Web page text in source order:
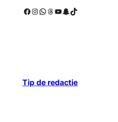
Facebook
Instagram
WhatsApp
Threads
YouTube
Snapchat
TikTok
Tip de redactie